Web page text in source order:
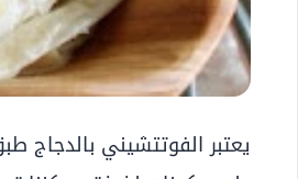
يعتبر الفوتتشيني بالدجاج